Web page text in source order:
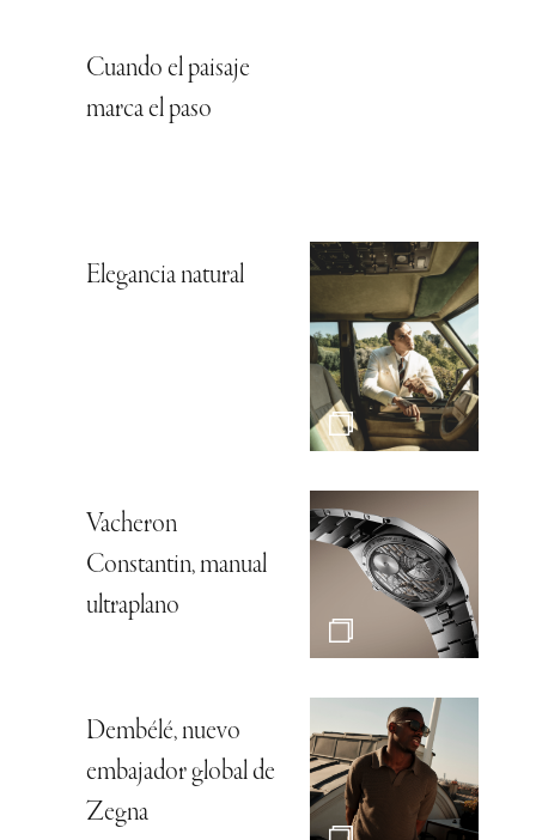
Cuando el paisaje
marca el paso
Elegancia natural
Vacheron
Constantin, manual
ultraplano
Dembélé, nuevo
embajador global de
Zegna